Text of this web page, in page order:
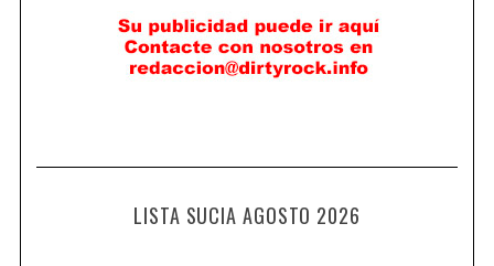
LISTA SUCIA AGOSTO 2026